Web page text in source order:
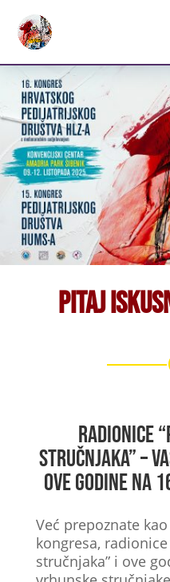
Pitaj
Radionice
stručnjaka” –
ove godine na
Već prepoznate
kongresa,
stručnjaka” i ove